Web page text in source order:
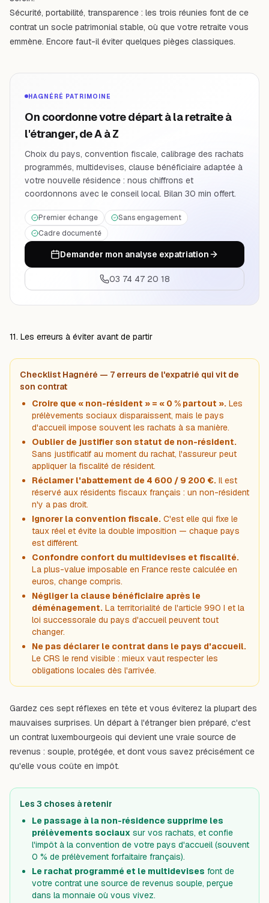
Sécurité, portabilité, transparence : les trois réunies font de ce
contrat un socle patrimonial stable, où que votre retraite vous
emmène. Encore faut-il éviter quelques pièges classiques.
HAGNÉRÉ PATRIMOINE
On coordonne votre départ à la retraite à
l'étranger, de A à Z
Choix du pays, convention fiscale, calibrage des rachats
programmés, multidevises, clause bénéficiaire adaptée à
votre nouvelle résidence : nous chiffrons et
coordonnons avec le conseil local. Bilan 30 min offert.
Premier échange
Sans engagement
Cadre documenté
Demander mon analyse expatriation
03 74 47 20 18
11. Les erreurs à éviter avant de partir
Checklist Hagnéré — 7 erreurs de l'expatrié qui vit de
son contrat
Croire que « non-résident » = « 0 % partout ». Les
prélèvements sociaux disparaissent, mais le pays
d'accueil impose souvent les rachats à sa manière.
Oublier de justifier son statut de non-résident.
Sans justificatif au moment du rachat, l'assureur peut
appliquer la fiscalité de résident.
Réclamer l'abattement de 4 600 / 9 200 €. Il est
réservé aux résidents fiscaux français : un non-résident
n'y a pas droit.
Ignorer la convention fiscale. C'est elle qui fixe le
taux réel et évite la double imposition — chaque pays
est différent.
Confondre confort du multidevises et fiscalité.
La plus-value imposable en France reste calculée en
euros, change compris.
Négliger la clause bénéficiaire après le
déménagement. La territorialité de l'article 990 I et la
loi successorale du pays d'accueil peuvent tout
changer.
Ne pas déclarer le contrat dans le pays d'accueil.
Le CRS le rend visible : mieux vaut respecter les
obligations locales dès l'arrivée.
Gardez ces sept réflexes en tête et vous éviterez la plupart des
mauvaises surprises. Un départ à l'étranger bien préparé, c'est
un contrat luxembourgeois qui devient une vraie source de
revenus : souple, protégée, et dont vous savez précisément ce
qu'elle vous coûte en impôt.
Les 3 choses à retenir
Le passage à la non-résidence supprime les
prélèvements sociaux sur vos rachats, et confie
l'impôt à la convention de votre pays d'accueil (souvent
0 % de prélèvement forfaitaire français).
Le rachat programmé et le multidevises font de
votre contrat une source de revenus souple, perçue
dans la monnaie où vous vivez.